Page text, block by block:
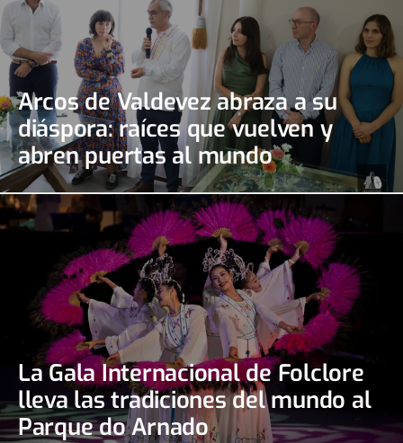
Arcos de Valdevez abraza a su
diáspora: raíces que vuelven y
abren puertas al mundo
La Gala Internacional de Folclore
lleva las tradiciones del mundo al
Parque do Arnado